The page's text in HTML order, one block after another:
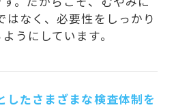
はなく、必要性をしっかり
うにしています。
したさまざまな検査体制を